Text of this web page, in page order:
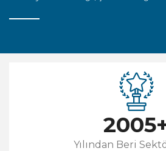
2005
Yılından Beri